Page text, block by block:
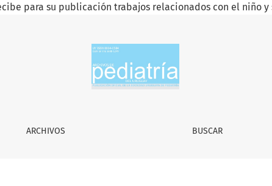
para su publicación trabajos relacionados con el niño y
ARCHIVOS BUSCAR